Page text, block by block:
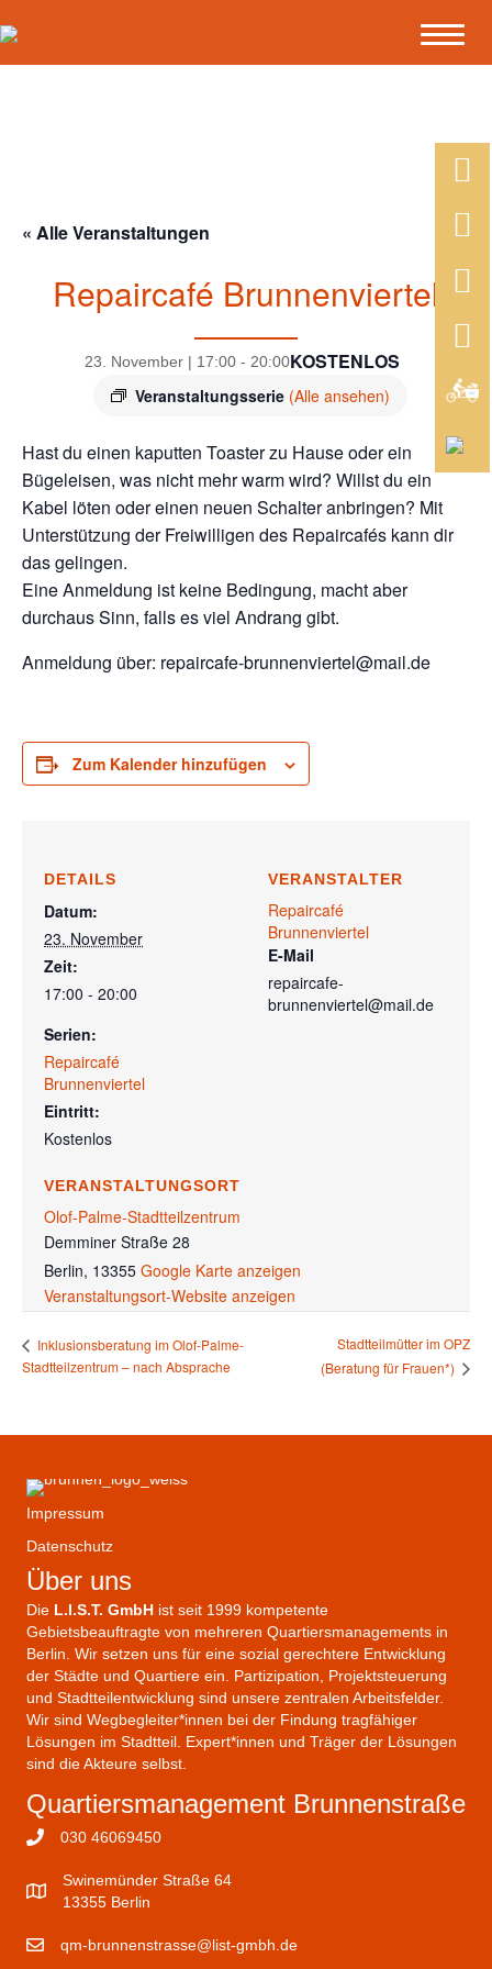
« Alle Veranstaltungen
Repaircafé Brunnenviertel
23. November | 17:00- 20:00
Veranstaltungsserie (Alle ansehen)
KOSTENLOS
Hast du einen kaputten Toaster zu Hause oder ein
Bügeleisen, was nicht mehr warm wird? Willst du ein
Kabel löten oder einen neuen Schalter anbringen? Mit
Unterstützung der Freiwilligen des Repaircafés kann dir
das gelingen.
Eine Anmeldung ist keine Bedingung, macht aber
durchaus Sinn, falls es viel Andrang gibt.
Anmeldung über: repaircafe-brunnenviertel@mail.de
Zum Kalender hinzufügen
DETAILS
Datum:
23. November
Zeit:
17:00 - 20:00
Serien:
Repaircafé
Brunnenviertel
Eintritt:
Kostenlos
VERANSTALTUNGSORT
Olof-Palme-Stadtteilzentrum
Demminer Straße 28
Berlin, 13355 Google Karte anzeigen
Veranstaltungsort-Website anzeigen
VERANSTALTER
Repaircafé
Brunnenviertel
E-Mail
repaircafe-
brunnenviertel@mail.de
Inklusionsberatung im Olof-Palme-
Stadtteilzentrum – nach Absprache
Stadtteilmütter im OPZ
(Beratung für Frauen*)
Impressum
Datenschutz
Über uns
Die L.I.S.T. GmbH ist seit 1999 kompetente
Gebietsbeauftragte von mehreren Quartiersmanagements in
Berlin. Wir setzen uns für eine sozial gerechtere Entwicklung
der Städte und Quartiere ein. Partizipation, Projektsteuerung
und Stadtteilentwicklung sind unsere zentralen Arbeitsfelder.
Wir sind Wegbegleiter*innen bei der Findung tragfähiger
Lösungen im Stadtteil. Expert*innen und Träger der Lösungen
sind die Akteure selbst.
Quartiersmanagement Brunnenstraße
030 46069450
Swinemünder Straße 64
13355 Berlin
qm-brunnenstrasse@list-gmbh.de